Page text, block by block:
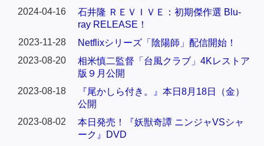
2024-04-16
石井隆 ＲＥＶＩＶＥ：初期傑作選 Blu-
ray RELEASE！
2023-11-28
Netflixシリーズ「陰陽師」配信開始！
2023-08-20
相米慎二監督「台風クラブ」4Kレストア
版９月公開
2023-08-18
『尾かしら付き。』本日8月18日（金）
公開
2023-08-02
本日発売！『妖獣奇譚 ニンジャVSシャ
ーク』DVD